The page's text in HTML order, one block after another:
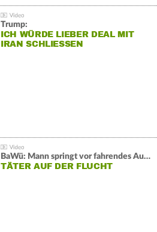
Trump:
ICH WÜRDE LIEBER DEAL MIT
IRAN SCHLIESSEN
BaWü: Mann springt vor fahrendes Auto und schießt
TÄTER AUF DER FLUCHT